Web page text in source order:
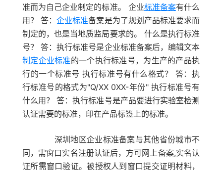
准而为自己企业制定的标准。 企业标准备案有什么
用？ 答：企业标准备案是为了规划产品标准要求而
制定的，也是当地质监局要求的。 什么是执行标准
号？ 答：执行标准号是企业标准备案后，编辑文本
制定企业标准的一个执行标准号，为生产的产品执
行的一个标准号 执行标准号有什么格式？ 答：执
行标准号的格式为"Q/XX 0XX-年份" 执行标准号有
什么用？ 答：执行标准号是产品要进行实验室检测
认证需要的标准，印在产品标签上的标准。
深圳地区企业标准备案与其他省份城市不
同，需窗口实名注册认证后，方可网上备案,实名认
证所需窗口验证。被授权人到窗口提交证明材料，